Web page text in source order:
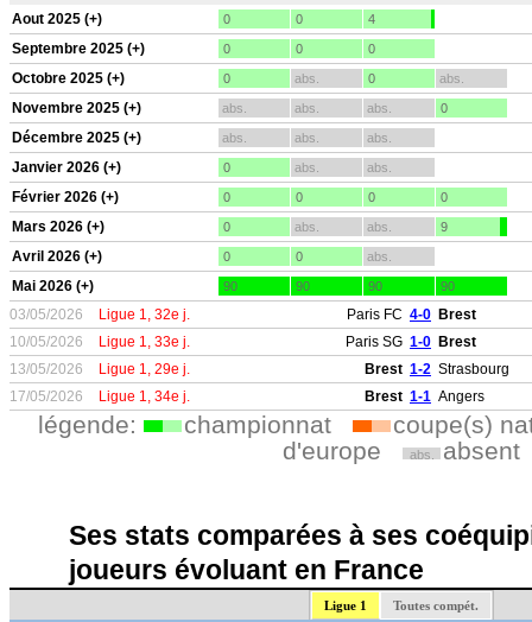
Aout 2025 (+) 0 0 4
Septembre 2025 (+) 0 0 0
Octobre 2025 (+) 0 abs. 0 abs.
Novembre 2025 (+) abs. abs. abs. 0
Décembre 2025 (+) abs. abs. abs.
Janvier 2026 (+) 0 abs. abs.
Février 2026 (+) 0 0 0 0
Mars 2026 (+) 0 abs. abs. 9
Avril 2026 (+) 0 0 abs.
Mai 2026 (+) 90 90 90 90
03/05/2026 Ligue 1, 32e j. Paris FC 4-0 Brest
10/05/2026
Ligue 1, 33e j. Paris SG 1-0 Brest
13/05/2026
Ligue 1, 29e j. Brest 1-2 Strasbourg
17/05/2026
Ligue 1, 34e j. Brest 1-1 Angers
légende: championnat
coupe(s)
d'europe
abs. absent
Ses stats comparées à ses
joueurs évoluant en France
Ligue 1 Toutes compét.